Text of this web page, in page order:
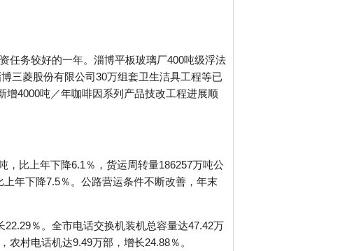
任务较好的一年。淄博平板玻璃厂400吨级浮法
三菱股份有限公司30万组套卫生洁具工程等已
4000吨／年咖啡因系列产品技改工程进展顺
比上年下降6.1％，货运周转量186257万吨公
年下降7.5％。公路营运条件不断改善，年末
％。全市电话交换机装机总容量达47.42万
村电话机达9.49万部，增长24.88％。